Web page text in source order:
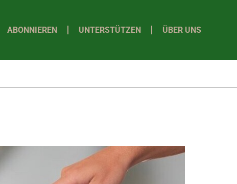
ABONNIEREN UNTERSTÜTZEN ÜBER UNS